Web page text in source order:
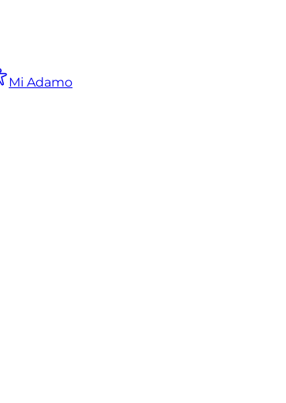
Mi Adamo